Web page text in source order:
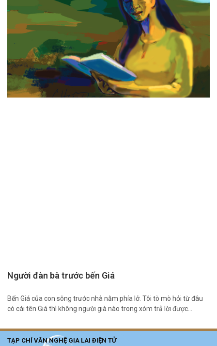
Người đàn bà trước bến Giá
Bến Giá của con sông trước nhà nằm phía lở. Tôi tò mò hỏi từ đâu
có cái tên Giá thì không người già nào trong xóm trả lời được…
TẠP CHÍ VĂN NGHỆ GIA LAI ĐIỆN TỬ